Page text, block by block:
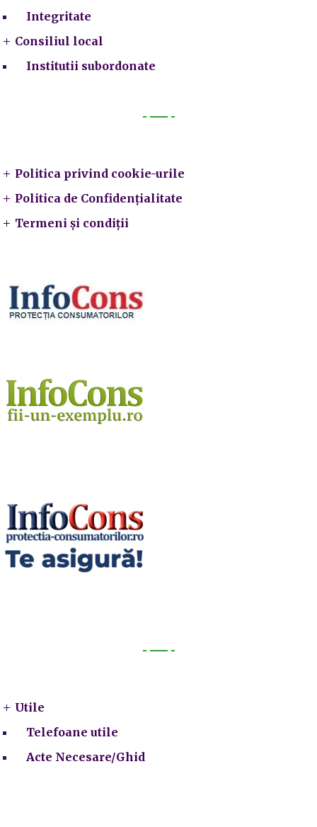
Integritate
Consiliul local
Institutii subordonate
Politica privind cookie-urile
Politica de Confidențialitate
Termeni și condiții
Utile
Telefoane utile
Acte Necesare/Ghid